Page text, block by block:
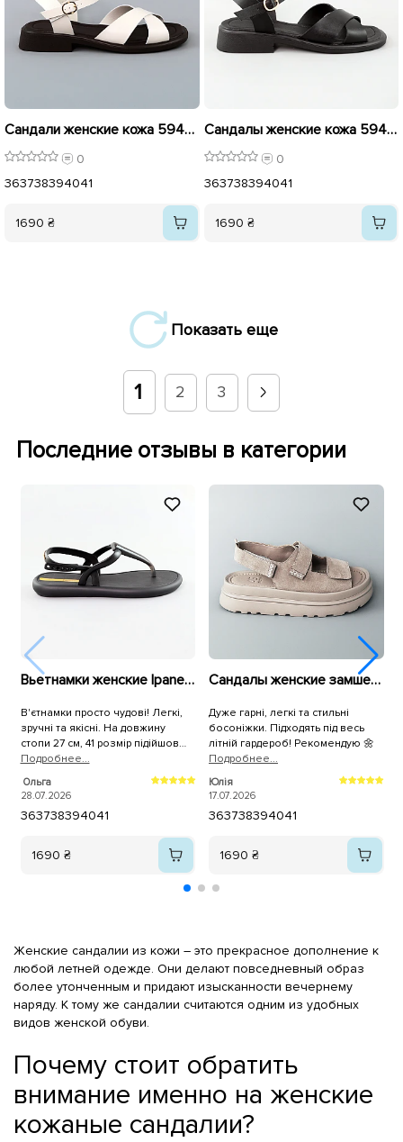
Сандали женские кожа 594433 Бежевые Коричневые
0
363738394041
1690 ₴
Сандалы женские кожа 594434 Черные
0
363738394041
1690 ₴
Показать еще
1 2 3
Последние отзывы в категории
Вьетнамки женские Ipanema by Rider 589064 Черные
В'єтнамки просто чудові! Легкі,
зручні та якісні. На довжину
стопи 27 см, 41 розмір підійшов
ідеально. Покупкою дуже
задоволена, рекомендую!
Подробнее...
Ольга
28.07.2026
363738394041
1690 ₴
Сандалы женские замшевые 594444 Бежевые
Дуже гарні, легкі та стильні
босоніжки. Підходять під весь
літній гардероб! Рекомендую 🌼
Подробнее...
Юлія
17.07.2026
363738394041
1690 ₴
Женские сандалии из кожи – это прекрасное дополнение к
любой летней одежде. Они делают повседневный образ
более утонченным и придают изысканности вечернему
наряду. К тому же сандалии считаются одним из удобных
видов женской обуви.
Почему стоит обратить
внимание именно на женские
кожаные сандалии?